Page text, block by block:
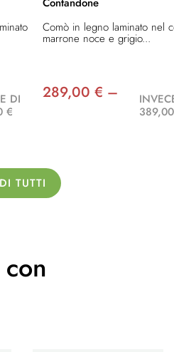
DI
€
Comò in legno laminato nel
marrone noce e grigio...
289,00 € –
TUTTI